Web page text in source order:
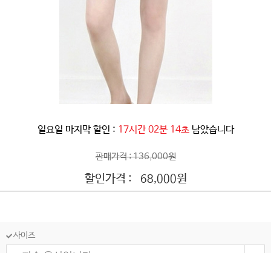
일요일 마지막 할인 : 17시간 02분 11초 남았습니다
판매가격 : 136,000원
할인가격 : 68,000원
사이즈